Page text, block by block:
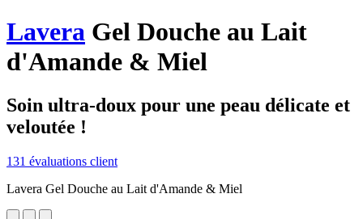
Lavera Gel Douche au Lait
d'Amande & Miel
Soin ultra-doux pour une peau délicate et
veloutée !
131 évaluations client
Lavera Gel Douche au Lait d'Amande & Miel